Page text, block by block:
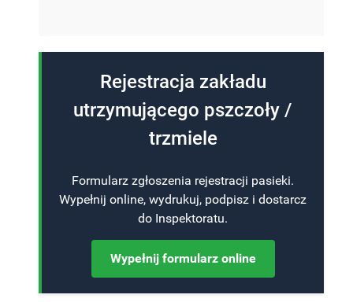
Rejestracja zakładu
utrzymującego pszczoły /
trzmiele
Formularz zgłoszenia rejestracji pasieki.
Wypełnij online, wydrukuj, podpisz i dostarcz
do Inspektoratu.
Wypełnij formularz online